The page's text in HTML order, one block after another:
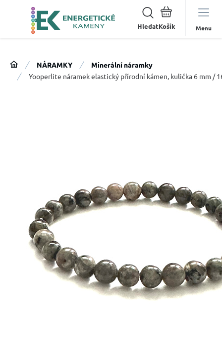
Hledat Menu
NÁRAMKY
Minerální náramky
Yooperlite náramek elastický přírodní kámen, kulička 6 mm /